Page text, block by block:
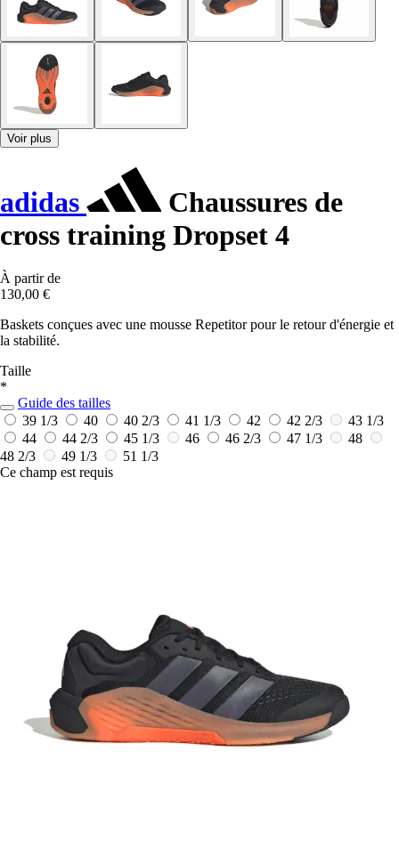
Voir plus
adidas
Chaussures de
cross training Dropset 4
À partir de
130,00 €
Baskets conçues avec une mousse Repetitor pour le retour d'énergie et
la stabilité.
Taille
*
Guide des tailles
39 1/3
40 40 2/3 41 1/3 42 42 2/3
43 1/3
44
44 2/3 45 1/3 46 46 2/3 47 1/3
48
48 2/3
49 1/3
51 1/3
Ce champ est requis